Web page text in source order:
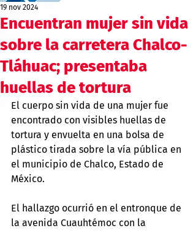
Encuentran mujer sin vida
sobre la carretera Chalco-
Tláhuac; presentaba
huellas de tortura
19 nov 2024
El cuerpo sin vida de una mujer fue
encontrado con visibles huellas de
tortura y envuelta en una bolsa de
plástico tirada sobre la vía pública en
el municipio de Chalco, Estado de
México.
El hallazgo ocurrió en el entronque de
la avenida Cuauhtémoc con la